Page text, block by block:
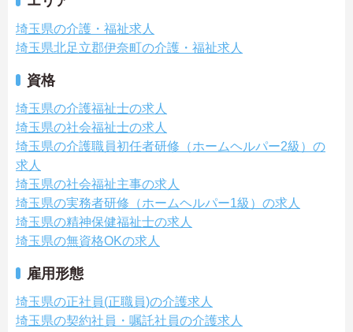
埼玉県の介護・福祉求人
埼玉県北足立郡伊奈町の介護・福祉求人
資格
埼玉県の介護福祉士の求人
埼玉県の社会福祉士の求人
埼玉県の介護職員初任者研修（ホームヘルパー2級）の
求人
埼玉県の社会福祉主事の求人
埼玉県の実務者研修（ホームヘルパー1級）の求人
埼玉県の精神保健福祉士の求人
埼玉県の無資格OKの求人
雇用形態
埼玉県の正社員(正職員)の介護求人
埼玉県の契約社員・嘱託社員の介護求人